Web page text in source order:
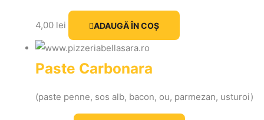
4,00 lei ADAUGĂ ÎN COȘ
Paste Carbonara
(paste penne, sos alb, bacon, ou, parmezan, usturoi)